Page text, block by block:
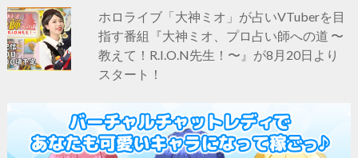
ホロライブ「大神ミオ」が占いVTuberを目
指す番組『大神ミオ、プロ占い師への道 〜
教えて！R.I.O.N先生！〜』が8月20日より
スタート！